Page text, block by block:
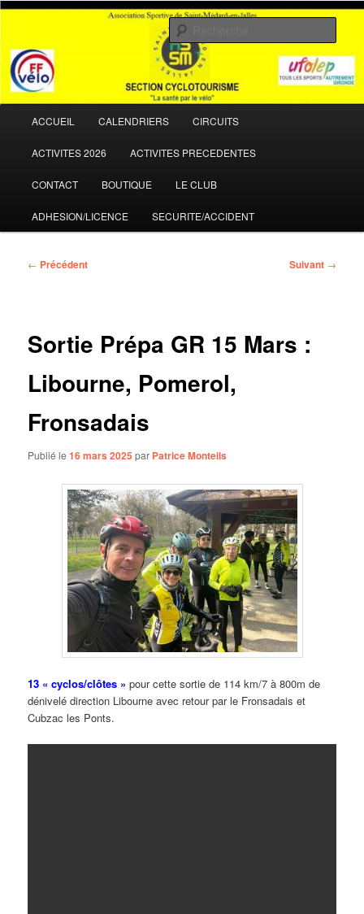
Aller
principalASSM Cyclotourisme
La santé par le vélo
principal
ACCUEIL CALENDRIERS CIRCUITS
ACTIVITES 2026 ACTIVITES PRECEDENTES
CONTACT BOUTIQUE LE CLUB
ADHESION/LICENCE SECURITE/ACCIDENT
Navigation
← Précédent Suivant →
Sortie Prépa GR 15 Mars :
Libourne, Pomerol,
Fronsadais
Publié le16 mars 2025 par Patrice Monteils
13 « cyclos/clôtes » pour cette sortie de 114 km/7 à 800m de
dénivelé direction Libourne avec retour par le Fronsadais et
Cubzac les Ponts.